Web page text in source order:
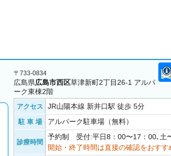
〒733-0834
広島県広島市西区草津新町2丁目26-1 アルパ
ーク東棟2階
アクセス JR山陽本線 新井口駅 徒歩 5分
駐 車 場 アルパーク駐車場（無料）
診療時間
予約制 受付:平日8：00〜17：00､土
開始・終了時間は直接の確認をおすす